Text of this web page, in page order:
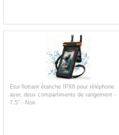
Étui flottant étanche IPX8 pour téléphone
avec deux compartiments de rangement -
7.5" - Noir